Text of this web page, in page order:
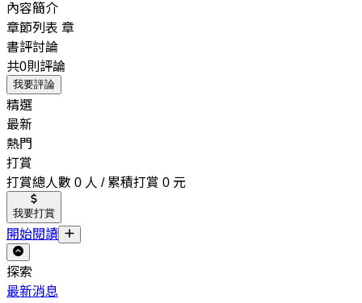
內容簡介
章節列表 章
書評討論
共0則評論
我要評論
精選
最新
熱門
打賞
打賞總人數 0 人 / 累積打賞 0 元
我要打賞
開始閱讀
探索
最新消息